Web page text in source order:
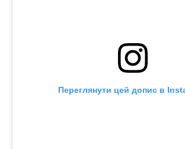
Переглянути цей допис в